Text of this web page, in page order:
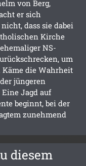
von Berg,
er sich
dass sie dabei
Kirche
NS-
um
die Wahrheit
jüngeren
Jagd auf
beginnt, bei der
zunehmend
diesem